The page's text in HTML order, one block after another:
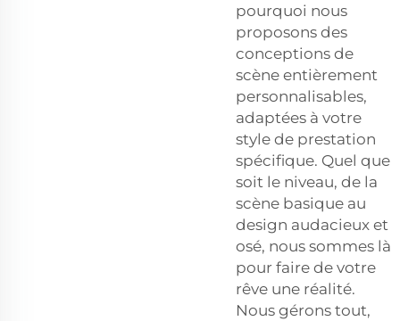
pourquoi nous
proposons des
conceptions de
scène entièrement
personnalisables,
adaptées à votre
style de prestation
spécifique. Quel que
soit le niveau, de la
scène basique au
design audacieux et
osé, nous sommes là
pour faire de votre
rêve une réalité.
Nous gérons tout,